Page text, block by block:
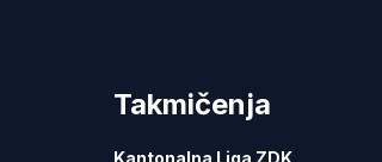
Takmičenja
Kantonalna Liga ZDK